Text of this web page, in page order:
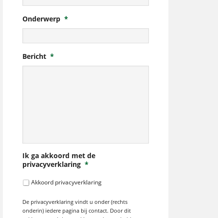
Onderwerp *
Bericht *
Ik ga akkoord met de
privacyverklaring *
Akkoord privacyverklaring
De privacyverklaring vindt u onder (rechts
onderin) iedere pagina bij contact. Door dit